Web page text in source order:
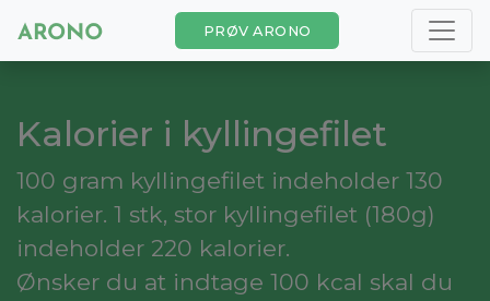
PRØV ARONO
Kalorier i kyllingefilet
100 gram kyllingefilet indeholder 130
kalorier. 1 stk, stor kyllingefilet (180g)
indeholder 220 kalorier.
Ønsker du at indtage 100 kcal skal du